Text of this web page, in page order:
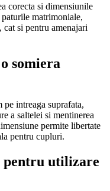
corecta si dimensiunile
paturile matrimoniale,
si pentru amenajari
somiera
intreaga suprafata,
a saltelei si mentinerea
permite libertate
pentru cupluri.
utilizare